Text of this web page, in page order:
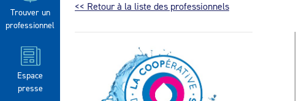
Trouver un
professionnel
Espace
presse
<< Retour à la liste des professionnels